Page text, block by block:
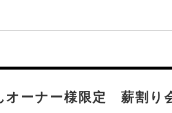
オーナー様限定 薪割り